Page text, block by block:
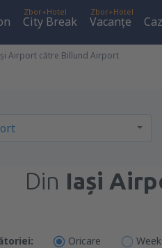
Zbor+Hotel
City Break
Zbor+Hotel
Vacanţe
Airport către Billund Airport
Din Iași
Oricare